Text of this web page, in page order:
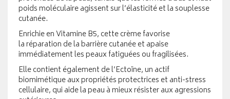
poids moléculaire agissent sur l’élasticité et la souplesse
cutanée.
Enrichie en Vitamine B5, cette crème favorise
la réparation de la barrière cutanée et apaise
immédiatement les peaux fatiguées ou fragilisées.
Elle contient également de l’Ectoïne, un actif
biomimétique aux propriétés protectrices et anti-stress
cellulaire, qui aide la peau à mieux résister aux agressions